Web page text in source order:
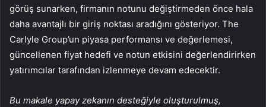
görüş sunarken, firmanın notunu değiştirmeden önce hala
daha avantajlı bir giriş noktası aradığını gösteriyor. The
Carlyle Group’un piyasa performansı ve değerlemesi,
güncellenen fiyat hedefi ve notun etkisini değerlendirirken
yatırımcılar tarafından izlenmeye devam edecektir.
Bu makale yapay zekanın desteğiyle oluşturulmuş,